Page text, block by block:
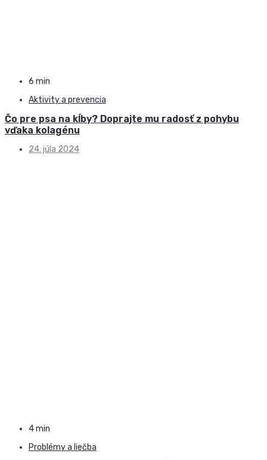
6 min
Aktivity a prevencia
Čo pre psa na kĺby? Doprajte mu radosť z pohybu
vďaka kolagénu
24. júla 2024
4 min
Problémy a liečba